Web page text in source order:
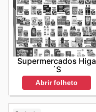
Supermercados Higa
´s
Abrir folheto